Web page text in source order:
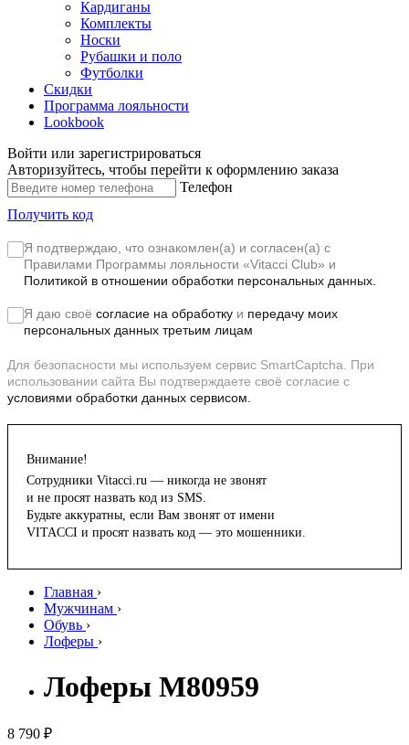
Кардиганы
Комплекты
Носки
Рубашки и поло
Футболки
Скидки
Программа лояльности
Lookbook
Войти или зарегистрироваться
Авторизуйтесь, чтобы перейти к оформлению заказа
Телефон
Получить код
Я подтверждаю, что ознакомлен(а) и согласен(а) с
Правилами Программы лояльности «Vitacci Club» и
Политикой в отношении обработки персональных данных.
Я даю своё согласие на обработку и передачу моих
персональных данных третьим лицам
Для безопасности мы используем сервис SmartCaptcha. При
использовании сайта Вы подтверждаете своё согласие с
условиями обработки данных сервисом.
Внимание!
Сотрудники Vitacci.ru — никогда не звонят
и не просят назвать код из SMS.
Будьте аккуратны, если Вам звонят от имени
VITACCI и просят назвать код — это мошенники.
Главная ›
Мужчинам ›
Обувь ›
Лоферы ›
Лоферы M80959
8 790 ₽